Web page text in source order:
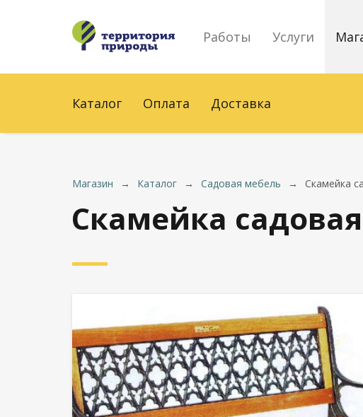
Работы Услуги
Каталог Оплата Доставка
Магазин → Каталог → Садовая мебель → Скамейка
Скамейка